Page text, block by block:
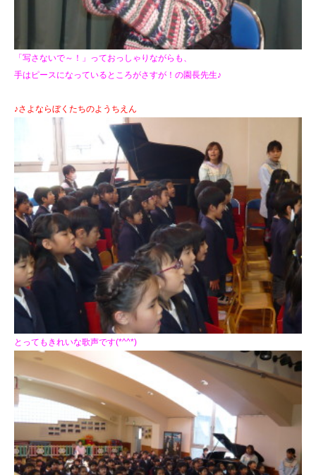
「写さないで～！」っておっしゃりながらも、
手はピースになっているところがさすが！の園長先生♪
♪さよならぼくたちのようちえん
とってもきれいな歌声です(*^^*)